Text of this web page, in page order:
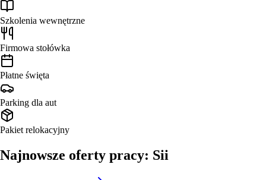
Szkolenia wewnętrzne
Firmowa stołówka
Płatne święta
Parking dla aut
Pakiet relokacyjny
Najnowsze oferty pracy: Sii